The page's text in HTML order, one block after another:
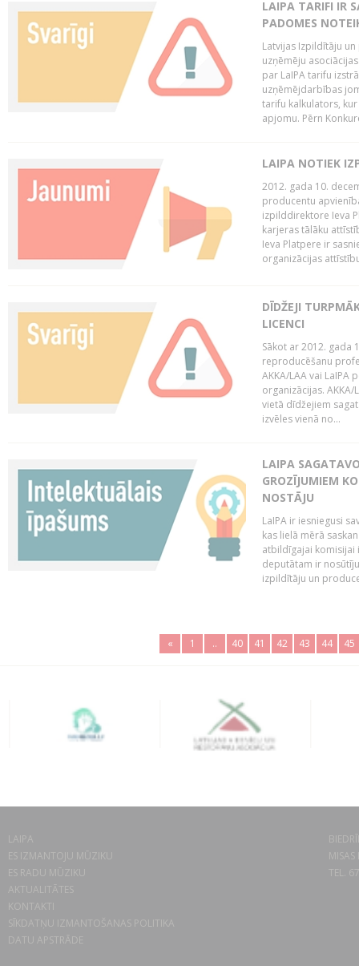
LAIPA TARIFI IR
PADOMES
Latvijas Izpildītāju
uzņēmēju
par LaIPA tarifu
uzņēmējdarbības
tarifu kalkulators,
apjomu. Pērn
LAIPA NOTIEK
2012. gada 10.
producentu
izpilddirektore Ieva
karjeras tālāku
Ieva Platpere ir
organizācijas
DĪDŽEJI
LICENCI
Sākot ar 2012. gada
reproducēšanu
AKKA/LAA vai LaIPA
organizācijas.
vietā dīdžejiem
izvēles vienā no...
LAIPA
GROZĪJUMIEM
NOSTĀJU
LaIPA ir iesniegusi
kas lielā mērā
atbildīgajai komisijai
deputātam ir
izpildītāju un
« 1 .. 40 41 42 43 44 45
LAIPA
ES IZMANTOJU MŪZIKU
ES RADU MŪZIKU
AKTUALITĀTES
KONTAKTI
SĪKDATŅU IZMANTOŠANAS POLITIKA
DATU APSTRĀDE
TEL.